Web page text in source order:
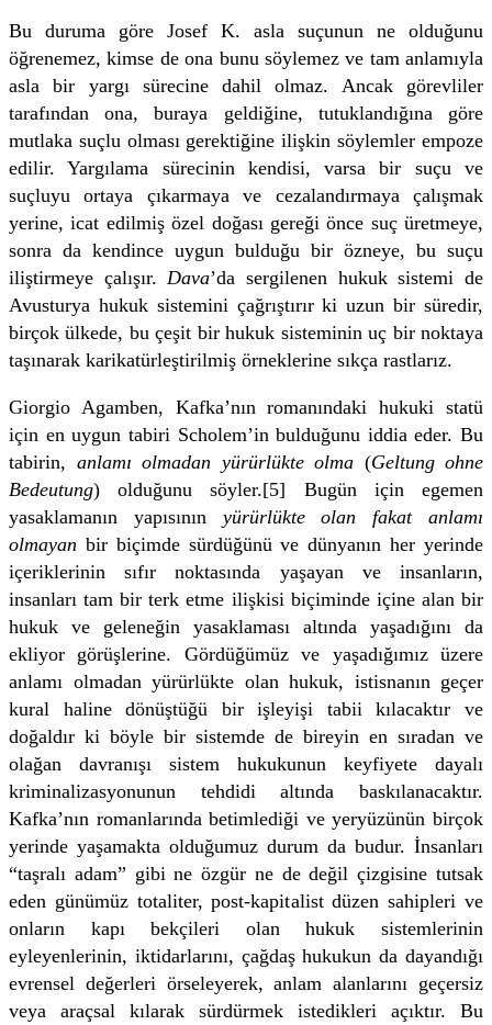
Bu duruma göre Josef K. asla suçunun ne olduğunu
öğrenemez, kimse de ona bunu söylemez ve tam anlamıyla
asla bir yargı sürecine dahil olmaz. Ancak görevliler
tarafından ona, buraya geldiğine, tutuklandığına göre
mutlaka suçlu olması gerektiğine ilişkin söylemler empoze
edilir. Yargılama sürecinin kendisi, varsa bir suçu ve
suçluyu ortaya çıkarmaya ve cezalandırmaya çalışmak
yerine, icat edilmiş özel doğası gereği önce suç üretmeye,
sonra da kendince uygun bulduğu bir özneye, bu suçu
iliştirmeye çalışır. Dava’da sergilenen hukuk sistemi de
Avusturya hukuk sistemini çağrıştırır ki uzun bir süredir,
birçok ülkede, bu çeşit bir hukuk sisteminin uç bir noktaya
taşınarak karikatürleştirilmiş örneklerine sıkça rastlarız.
Giorgio Agamben, Kafka’nın romanındaki hukuki statü
için en uygun tabiri Scholem’in bulduğunu iddia eder. Bu
tabirin, anlamı olmadan yürürlükte olma (Geltung ohne
Bedeutung) olduğunu söyler.[5] Bugün için egemen
yasaklamanın yapısının yürürlükte olan fakat anlamı
olmayan bir biçimde sürdüğünü ve dünyanın her yerinde
içeriklerinin sıfır noktasında yaşayan ve insanların,
insanları tam bir terk etme ilişkisi biçiminde içine alan bir
hukuk ve geleneğin yasaklaması altında yaşadığını da
ekliyor görüşlerine. Gördüğümüz ve yaşadığımız üzere
anlamı olmadan yürürlükte olan hukuk, istisnanın geçer
kural haline dönüştüğü bir işleyişi tabii kılacaktır ve
doğaldır ki böyle bir sistemde de bireyin en sıradan ve
olağan davranışı sistem hukukunun keyfiyete dayalı
kriminalizasyonunun tehdidi altında baskılanacaktır.
Kafka’nın romanlarında betimlediği ve yeryüzünün birçok
yerinde yaşamakta olduğumuz durum da budur. İnsanları
“taşralı adam” gibi ne özgür ne de değil çizgisine tutsak
eden günümüz totaliter, post-kapitalist düzen sahipleri ve
onların kapı bekçileri olan hukuk sistemlerinin
eyleyenlerinin, iktidarlarını, çağdaş hukukun da dayandığı
evrensel değerleri örseleyerek, anlam alanlarını geçersiz
veya araçsal kılarak sürdürmek istedikleri açıktır. Bu